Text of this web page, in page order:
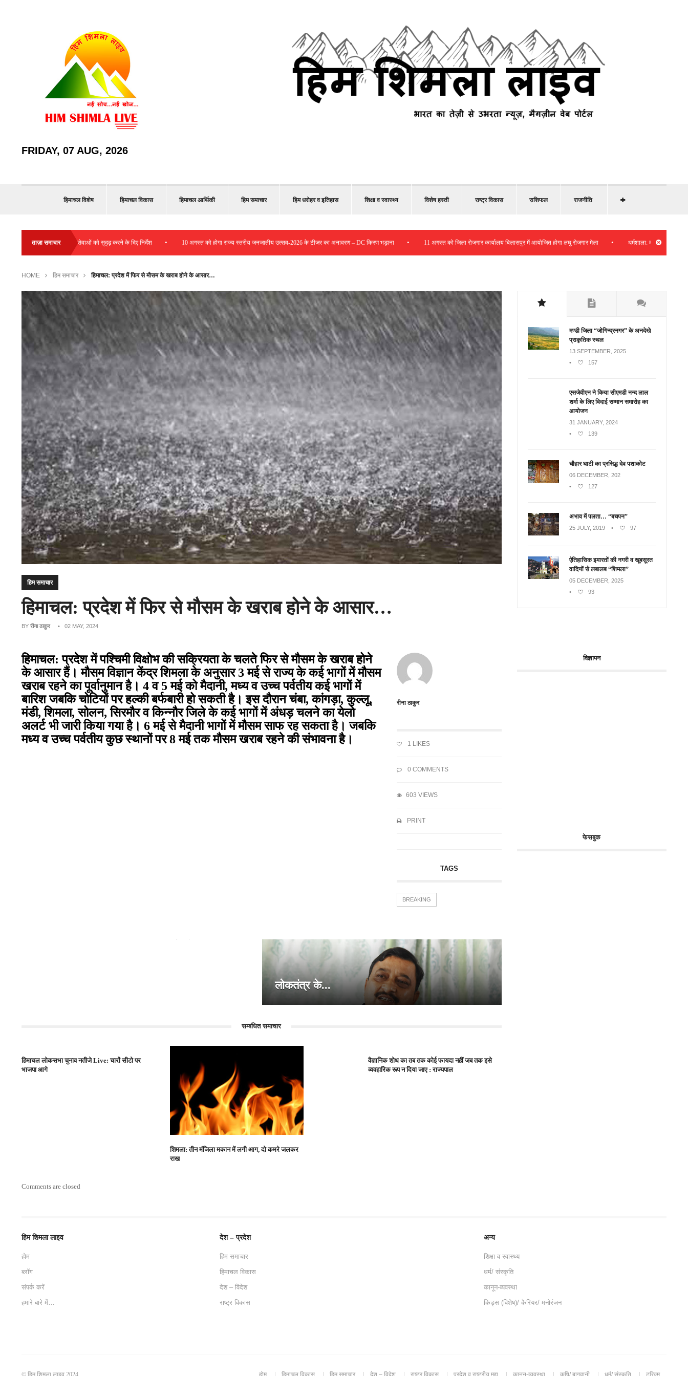
FRIDAY, 07 AUG, 2026
हिमाचल विशेष हिमाचल विकास हिमाचल आर्थिकी हिम समाचार हिम धरोहर व इतिहास शिक्षा व स्वास्थ्य विशेष हस्ती राष्ट्र विकास राशिफल राजनीति
ताज़ा समाचार
देने और डायग्नोस्टिक सेवाओं को सुदृढ़ करने के दिए निर्देश • 10 अगस्त को होगा राज्य स्तरीय जनजातीय उत्सव-2026 के टीजर का अनावरण – DC किरण भड़ाना • 11 अगस्त को जिला रोजगार कार्यालय बिलासपुर में आयोजित होगा लघु रोजगार मेला • धर्मशाला: कचहरी फीडर क्षेत्र में 8
HOME हिम समाचार हिमाचल: प्रदेश में फिर से मौसम के खराब होने के आसार…
हिम समाचार
हिमाचल: प्रदेश में फिर से मौसम के खराब होने के आसार…
BY रीना ठाकुर • 02 MAY, 2024
रीना ठाकुर
1 LIKES
0 COMMENTS
603 VIEWS
PRINT
TAGS
BREAKING
हिमाचल: प्रदेश में पश्चिमी विक्षोभ की सक्रियता के चलते फिर से मौसम के खराब होने
के आसार हैं। मौसम विज्ञान केंद्र शिमला के अनुसार3मई से राज्य के कई भागों में मौसम
खराब रहने का पूर्वानुमान है। 4व 5मई को मैदानी,मध्य व उच्च पर्वतीय कई भागों में
बारिश जबकि चोटियों पर हल्की बर्फबारी हो सकती है। इस दौरान चंबा,कांगड़ा,कुल्लू,
मंडी,शिमला,सोलन,सिरमौर व किन्नौर जिले के कई भागों में अंधड़ चलने का येलो
अलर्ट भी जारी किया गया है। 6मई से मैदानी भागों में मौसम साफ रह सकता है। जबकि
मध्य व उच्च पर्वतीय कुछ स्थानों पर8मई तक मौसम खराब रहने की संभावना है।
लोकतंत्र के...
सम्बंधित समाचार
हिमाचल लोकसभा चुनाव नतीजे Live: चारों सीटो पर
भाजपा आगे
शिमला: तीन मंजिला मकान में लगी आग, दो कमरे जलकर
राख
वैज्ञानिक शोध का तब तक कोई फायदा नहीं जब तक इसे
व्यवहारिक रूप न दिया जाए : राज्यपाल
Comments are closed
मण्डी जिला “जोगिन्द्रनगर” के अनदेखे
प्राकृतिक स्थल
13 SEPTEMBER, 2025
•
157
एसजेवीएन ने किया सीएमडी नन्‍द लाल
शर्मा के लिए विदाई सम्मान समारोह का
आयोजन
31 JANUARY, 2024
•
139
चौहार घाटी का प्रसिद्ध देव पशाकोट
06 DECEMBER, 202
•
127
अभाव में पलता… “बचपन”
25 JULY, 2019 • 97
ऐतिहासिक इमारतों की नगरी व खूबसूरत
वादियों से लबालब “शिमला”
05 DECEMBER, 2025
•
93
विज्ञापन
फेसबुक
हिम शिमला लाइव
होम
ब्लॉग
संपर्क करें
हमारे बारे में…
देश – प्रदेश
हिम समाचार
हिमाचल विकास
देश – विदेश
राष्ट्र विकास
अन्य
शिक्षा व स्वास्थ्य
धर्म/ संस्कृति
कानून-व्यवस्था
किड्स (विशेष)/ कैरियर/ मनोरंजन